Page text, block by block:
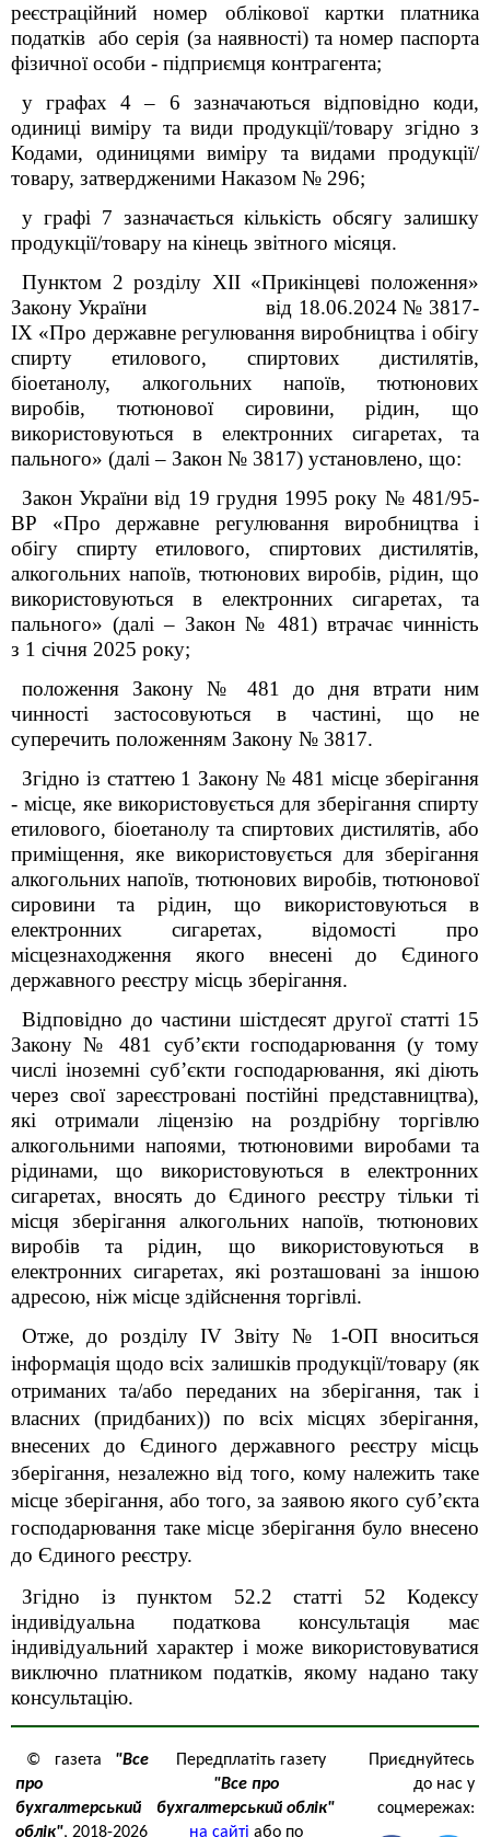
реєстраційний номер облікової картки платника
податків або серія (за наявності) та номер паспорта
фізичної особи - підприємця контрагента;
у графах 4 – 6 зазначаються відповідно коди,
одиниці виміру та види продукції/товару згідно з
Кодами, одиницями виміру та видами продукції/
товару, затвердженими Наказом № 296;
у графі 7 зазначається кількість обсягу залишку
продукції/товару на кінець звітного місяця.
Пунктом 2 розділу ХІІ «Прикінцеві положення»
Закону України від 18.06.2024 № 3817-
IX «Про державне регулювання виробництва і обігу
спирту етилового, спиртових дистилятів,
біоетанолу, алкогольних напоїв, тютюнових
виробів, тютюнової сировини, рідин, що
використовуються в електронних сигаретах, та
пального» (далі – Закон № 3817) установлено, що:
Закон України від 19 грудня 1995 року № 481/95-
ВР «Про державне регулювання виробництва і
обігу спирту етилового, спиртових дистилятів,
алкогольних напоїв, тютюнових виробів, рідин, що
використовуються в електронних сигаретах, та
пального» (далі – Закон № 481) втрачає чинність
з 1 січня 2025 року;
положення Закону № 481 до дня втрати ним
чинності застосовуються в частині, що не
суперечить положенням Закону № 3817.
Згідно із статтею 1 Закону № 481 місце зберігання
- місце, яке використовується для зберігання спирту
етилового, біоетанолу та спиртових дистилятів, або
приміщення, яке використовується для зберігання
алкогольних напоїв, тютюнових виробів, тютюнової
сировини та рідин, що використовуються в
електронних
сигаретах, відомості про
місцезнаходження якого внесені до Єдиного
державного реєстру місць зберігання.
Відповідно до частини шістдесят другої статті 15
Закону № 481 суб’єкти господарювання (у тому
числі іноземні суб’єкти господарювання, які діють
через свої зареєстровані постійні представництва),
які отримали ліцензію на роздрібну торгівлю
алкогольними напоями, тютюновими виробами та
рідинами, що використовуються в електронних
сигаретах, вносять до Єдиного реєстру тільки ті
місця зберігання алкогольних напоїв, тютюнових
виробів та рідин, що використовуються в
електронних сигаретах, які розташовані за іншою
адресою, ніж місце здійснення торгівлі.
Отже, до розділу IV Звіту № 1-ОП вноситься
інформація щодо всіх залишків продукції/товару (як
отриманих та/або переданих на зберігання, так і
власних (придбаних)) по всіх місцях зберігання,
внесених до Єдиного державного реєстру місць
зберігання, незалежно від того, кому належить таке
місце зберігання, або того, за заявою якого суб’єкта
господарювання таке місце зберігання було внесено
до Єдиного реєстру.
Згідно із пунктом 52.2 статті 52 Кодексу
індивідуальна податкова консультація має
індивідуальний характер і може використовуватися
виключно платником податків, якому надано таку
консультацію.
© газета "Все
про
бухгалтерський
облік", 2018-2026
Передплатіть газету
"Все про
бухгалтерський облік"
на сайті або по
Приєднуйтесь
до нас у
соцмережах: